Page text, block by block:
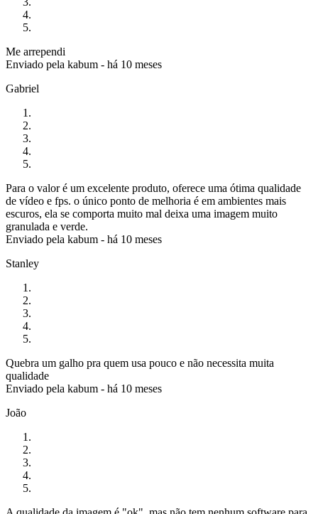
Me arrependi
Enviado pela kabum - há 10 meses
Gabriel
Para o valor é um excelente produto, oferece uma ótima qualidade
de vídeo e fps. o único ponto de melhoria é em ambientes mais
escuros, ela se comporta muito mal deixa uma imagem muito
granulada e verde.
Enviado pela kabum - há 10 meses
Stanley
Quebra um galho pra quem usa pouco e não necessita muita
qualidade
Enviado pela kabum - há 10 meses
João